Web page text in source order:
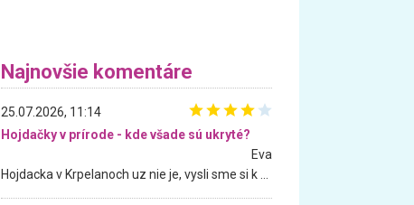
Najnovšie komentáre
25.07.2026, 11:14
Hojdačky v prírode - kde všade sú ukryté?
Eva